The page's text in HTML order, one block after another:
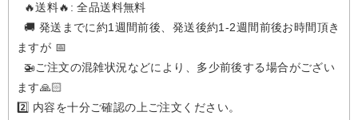
🔥送料🔥: 全品送料無料
🚚 発送までに約1週間前後、発送後約1-2週間前後お時間頂き
ますが 📅
🚁️ご注文の混雑状況などにより、多少前後する場合がござい
ます🙏🏻
2️⃣ 内容を十分ご確認の上ご注文ください。